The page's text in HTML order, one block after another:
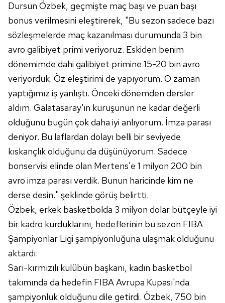
Dursun Özbek, geçmişte maç başı ve puan başı
bonus verilmesini eleştirerek, "Bu sezon sadece bazı
sözleşmelerde maç kazanılması durumunda 3 bin
avro galibiyet primi veriyoruz. Eskiden benim
dönemimde dahi galibiyet primine 15-20 bin avro
veriyorduk. Öz eleştirimi de yapıyorum. O zaman
yaptığımız iş yanlıştı. Önceki dönemden dersler
aldım. Galatasaray'ın kuruşunun ne kadar değerli
olduğunu bugün çok daha iyi anlıyorum. İmza parası
deniyor. Bu laflardan dolayı belli bir seviyede
kıskançlık olduğunu da düşünüyorum. Sadece
bonservisi elinde olan Mertens'e 1 milyon 200 bin
avro imza parası verdik. Bunun haricinde kim ne
derse desin." şeklinde görüş belirtti.
Özbek, erkek basketbolda 3 milyon dolar bütçeyle iyi
bir kadro kurduklarını, hedeflerinin bu sezon FIBA
Şampiyonlar Ligi şampiyonluğuna ulaşmak olduğunu
aktardı.
Sarı-kırmızılı kulübün başkanı, kadın basketbol
takımında da hedefin FIBA Avrupa Kupası'nda
şampiyonluk olduğunu dile getirdi. Özbek, 750 bin